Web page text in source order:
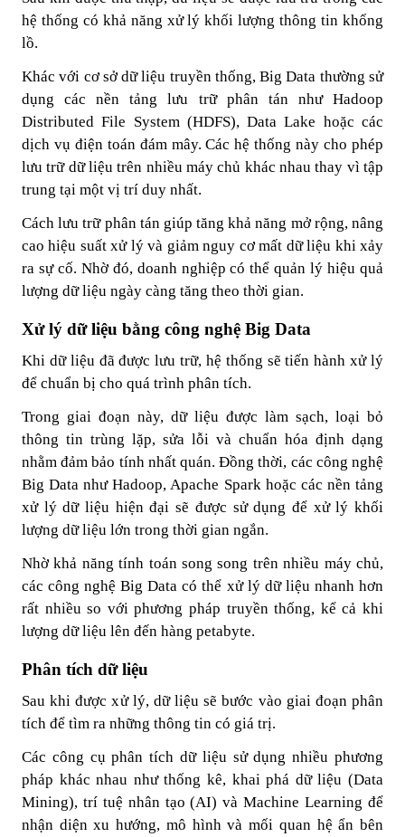
hệ thống có khả năng xử lý khối lượng thông tin khổng
lồ.
Khác với cơ sở dữ liệu truyền thống, Big Data thường sử
dụng các nền tảng lưu trữ phân tán như Hadoop
Distributed File System (HDFS), Data Lake hoặc các
dịch vụ điện toán đám mây. Các hệ thống này cho phép
lưu trữ dữ liệu trên nhiều máy chủ khác nhau thay vì tập
trung tại một vị trí duy nhất.
Cách lưu trữ phân tán giúp tăng khả năng mở rộng, nâng
cao hiệu suất xử lý và giảm nguy cơ mất dữ liệu khi xảy
ra sự cố. Nhờ đó, doanh nghiệp có thể quản lý hiệu quả
lượng dữ liệu ngày càng tăng theo thời gian.
Xử lý dữ liệu bằng công nghệ Big Data
Khi dữ liệu đã được lưu trữ, hệ thống sẽ tiến hành xử lý
để chuẩn bị cho quá trình phân tích.
Trong giai đoạn này, dữ liệu được làm sạch, loại bỏ
thông tin trùng lặp, sửa lỗi và chuẩn hóa định dạng
nhằm đảm bảo tính nhất quán. Đồng thời, các công nghệ
Big Data như Hadoop, Apache Spark hoặc các nền tảng
xử lý dữ liệu hiện đại sẽ được sử dụng để xử lý khối
lượng dữ liệu lớn trong thời gian ngắn.
Nhờ khả năng tính toán song song trên nhiều máy chủ,
các công nghệ Big Data có thể xử lý dữ liệu nhanh hơn
rất nhiều so với phương pháp truyền thống, kể cả khi
lượng dữ liệu lên đến hàng petabyte.
Phân tích dữ liệu
Sau khi được xử lý, dữ liệu sẽ bước vào giai đoạn phân
tích để tìm ra những thông tin có giá trị.
Các công cụ phân tích dữ liệu sử dụng nhiều phương
pháp khác nhau như thống kê, khai phá dữ liệu (Data
Mining), trí tuệ nhân tạo (AI) và Machine Learning để
nhận diện xu hướng, mô hình và mối quan hệ ẩn bên